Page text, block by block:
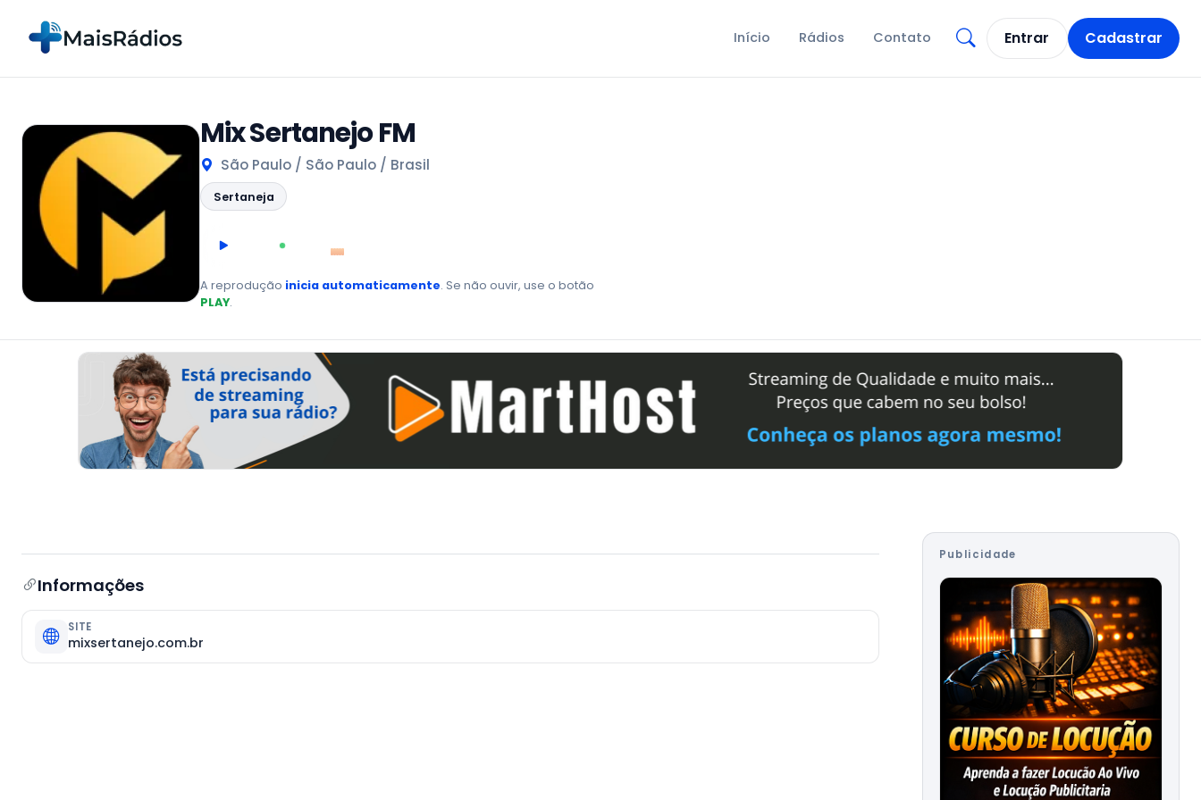
Início Rádios Contato Abrir busca
Entrar Cadastrar
Mix Sertanejo FM
São Paulo / São Paulo / Brasil
Sertaneja
AO VIVO
A reprodução inicia automaticamente. Se não ouvir, use o botão
PLAY.
Informações
SITE
mixsertanejo.com.br
Publicidade